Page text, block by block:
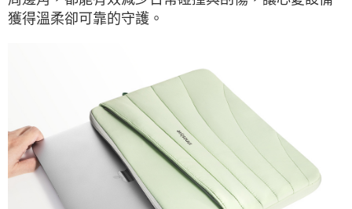
獲得溫柔卻可靠的守護。